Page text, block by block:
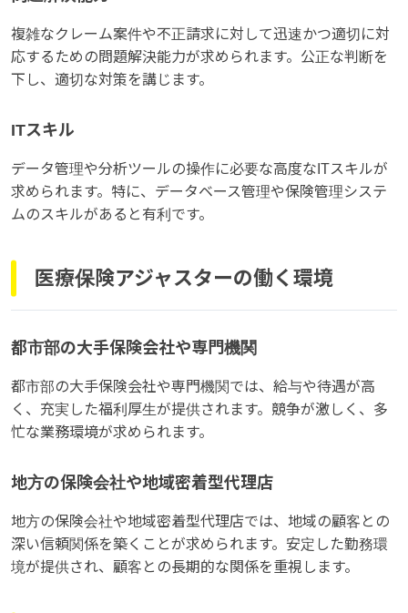
複雑なクレーム案件や不正請求に対して迅速かつ適切に対
応するための問題解決能力が求められます。公正な判断を
下し、適切な対策を講じます。
ITスキル
データ管理や分析ツールの操作に必要な高度なITスキルが
求められます。特に、データベース管理や保険管理システ
ムのスキルがあると有利です。
医療保険アジャスターの働く環境
都市部の大手保険会社や専門機関
都市部の大手保険会社や専門機関では、給与や待遇が高
く、充実した福利厚生が提供されます。競争が激しく、多
忙な業務環境が求められます。
地方の保険会社や地域密着型代理店
地方の保険会社や地域密着型代理店では、地域の顧客との
深い信頼関係を築くことが求められます。安定した勤務環
境が提供され、顧客との長期的な関係を重視します。